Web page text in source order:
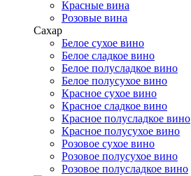
Красные вина
Розовые вина
Сахар
Белое сухое вино
Белое сладкое вино
Белое полусладкое вино
Белое полусухое вино
Красное сухое вино
Красное сладкое вино
Красное полусладкое вино
Красное полусухое вино
Розовое сухое вино
Розовое полусухое вино
Розовое полусладкое вино